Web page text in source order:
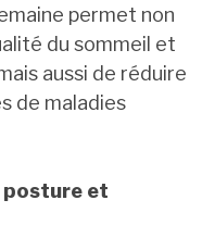
permet non
du sommeil et
aussi de réduire
de maladies
posture et